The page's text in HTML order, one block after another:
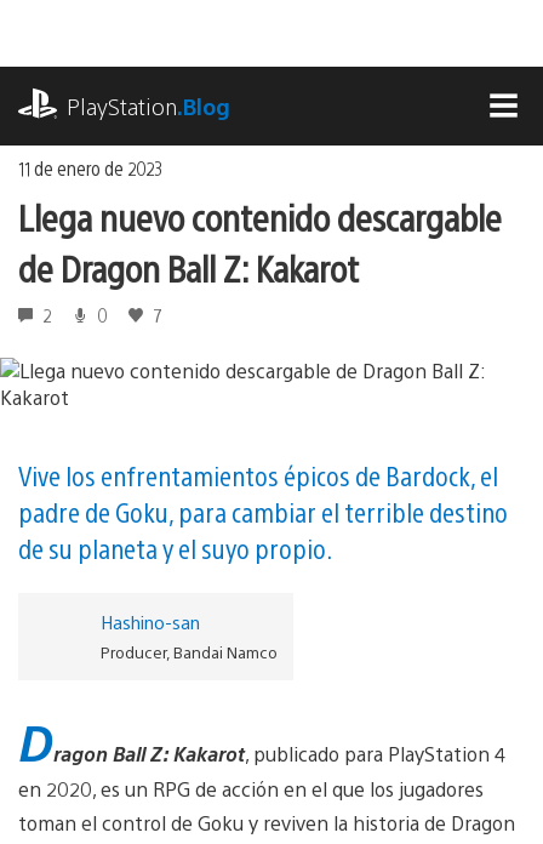
contenido
PlayStation.Blog
11 de enero de 2023
Llega nuevo contenido descargable
de Dragon Ball Z: Kakarot
2 0 7
Vive los enfrentamientos épicos de Bardock, el
padre de Goku, para cambiar el terrible destino
de su planeta y el suyo propio.
Hashino-san
Producer, Bandai Namco
Dragon Ball Z: Kakarot, publicado para PlayStation 4
en 2020, es un RPG de acción en el que los jugadores
toman el control de Goku y reviven la historia de Dragon